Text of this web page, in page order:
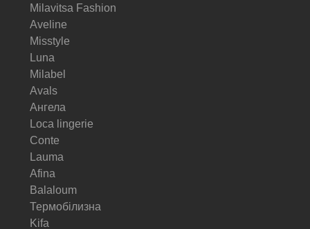
Milavitsa Fashion
Aveline
Misstyle
Luna
Milabel
Avals
Ангела
Loca lingerie
Conte
Lauma
Afina
Balaloum
Термобілизна
Kifa